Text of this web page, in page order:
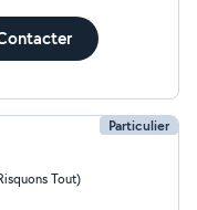
Particulier
Tout)